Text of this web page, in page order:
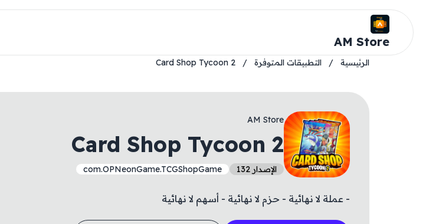
AM Store
الرئيسية / التطبيقات المتوفرة /
Card Shop Tycoon 2
AM Store
Card Shop Tycoon 2
الإصدار 132 com.OPNeonGame.TCGShopGame
- عملة لا نهائية - حزم لا نهائية - أسهم لا نهائية